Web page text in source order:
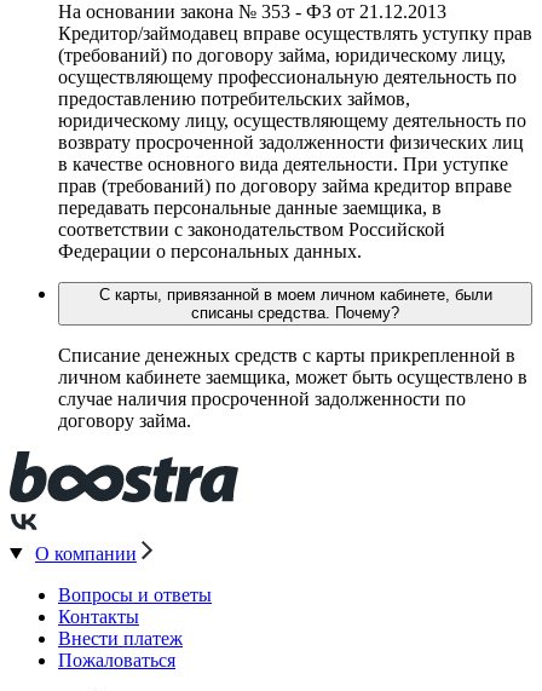
На основании закона № 353 - ФЗ от 21.12.2013
Кредитор/займодавец вправе осуществлять уступку прав
(требований) по договору займа, юридическому лицу,
осуществляющему профессиональную деятельность по
предоставлению потребительских займов,
юридическому лицу, осуществляющему деятельность по
возврату просроченной задолженности физических лиц
в качестве основного вида деятельности. При уступке
прав (требований) по договору займа кредитор вправе
передавать персональные данные заемщика, в
соответствии с законодательством Российской
Федерации о персональных данных.
С карты, привязанной в моем личном кабинете, были
списаны средства. Почему?
Списание денежных средств с карты прикрепленной в
личном кабинете заемщика, может быть осуществлено в
случае наличия просроченной задолженности по
договору займа.
О компании
Вопросы и ответы
Контакты
Внести платеж
Пожаловаться